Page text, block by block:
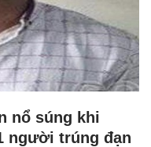
nổ súng khi
người trúng đạn